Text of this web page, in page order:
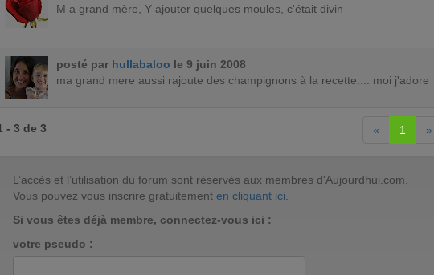
M a grand mère, Y ajouter quelques moules, c'était divin
posté par hullabaloo le 9 juin 2008
ma grand mere aussi rajoute des champignons à la recette.... moi j'adore
- 3 de 3 « 1 »
L’accès et l’utilisation du forum sont réservés aux membres d'Aujourdhui.com.
Vous pouvez vous inscrire gratuitement en cliquant ici
Si vous êtes déjà membre, connectez-vous ici :
votre pseudo :